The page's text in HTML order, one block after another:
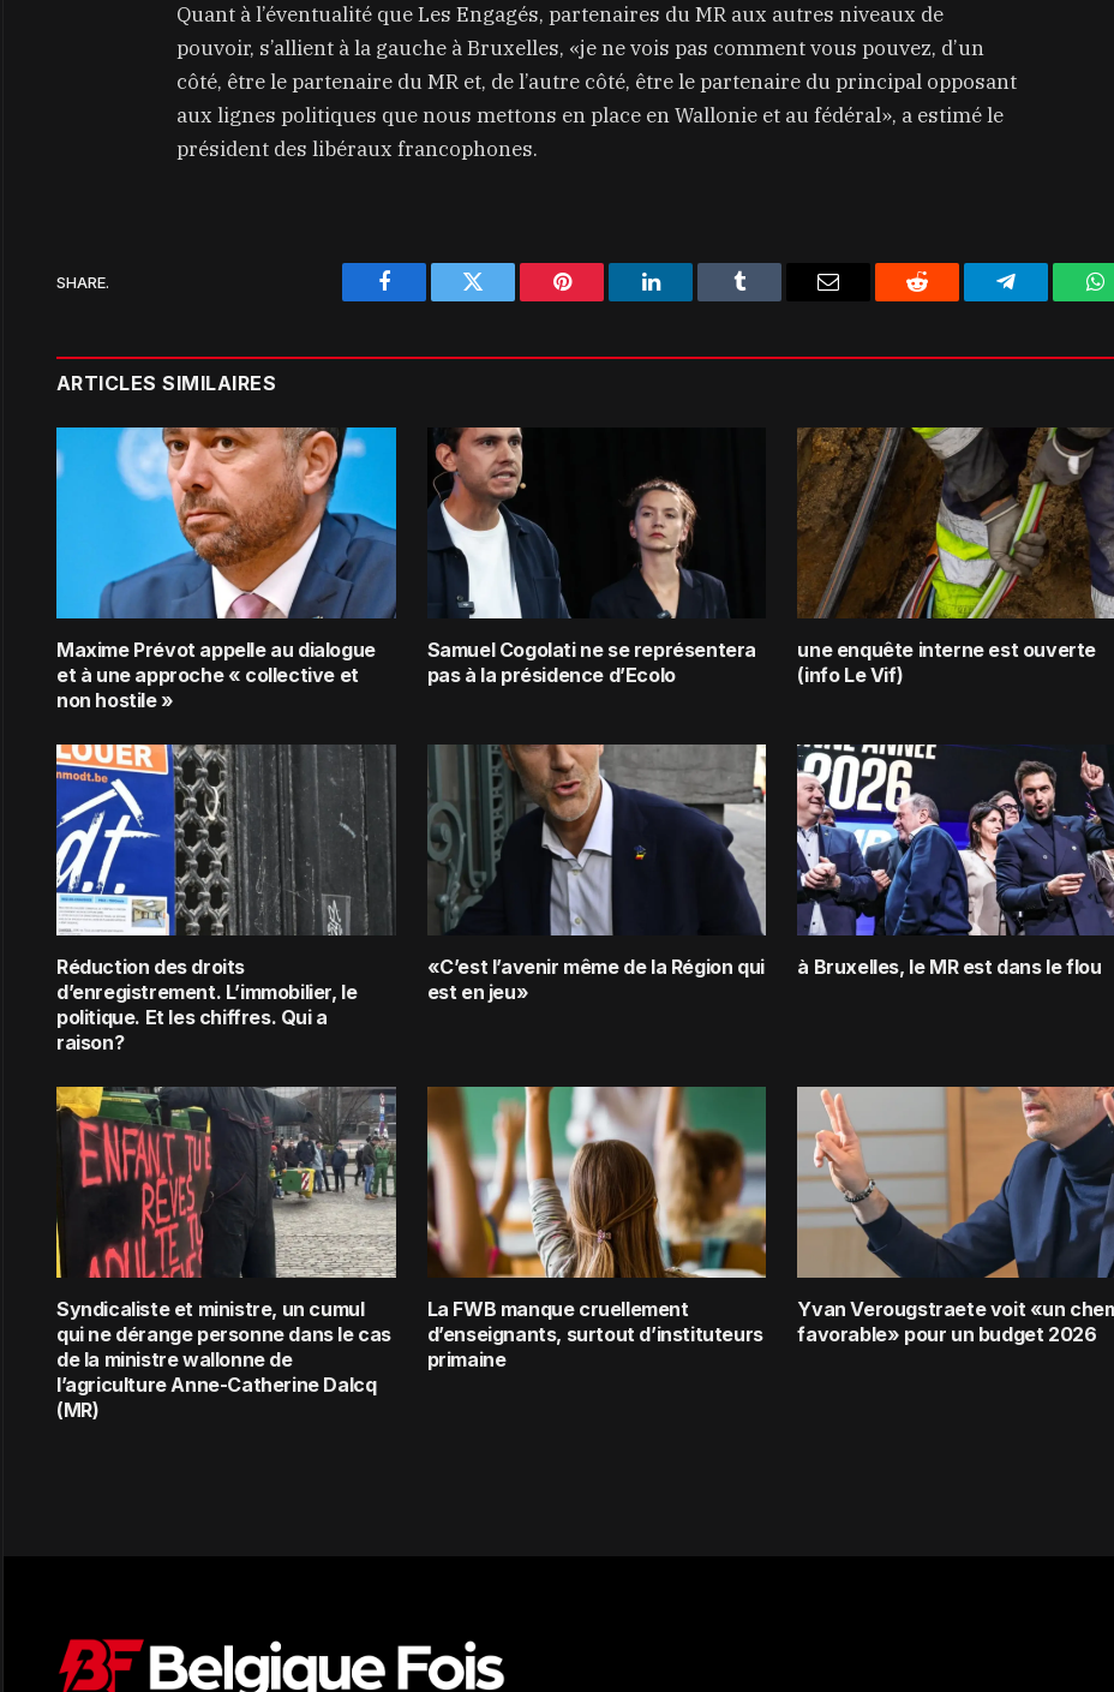
Quant à l’éventualité que Les Engagés, partenaires du MR aux autres niveaux de
pouvoir, s’allient à la gauche à Bruxelles, «je ne vois pas comment vous pouvez, d’un
côté, être le partenaire du MR et, de l’autre côté, être le partenaire du principal opposant
aux lignes politiques que nous mettons en place en Wallonie et au fédéral», a estimé le
président des libéraux francophones.
SHARE.
Facebook Twitter Pinterest LinkedIn Tumblr Email Reddit Telegram
ARTICLES SIMILAIRES
Maxime Prévot appelle au dialogue
et à une approche « collective et
non hostile »
Samuel Cogolati ne se représentera
pas à la présidence d’Ecolo
une enquête interne est ouverte
(info Le Vif)
Réduction des droits
d’enregistrement. L’immobilier, le
politique. Et les chiffres. Qui a
raison?
«C’est l’avenir même de la Région qui
est en jeu»
à Bruxelles, le MR est dans le flou
Syndicaliste et ministre, un cumul
qui ne dérange personne dans le cas
de la ministre wallonne de
l’agriculture Anne-Catherine Dalcq
(MR)
La FWB manque cruellement
d’enseignants, surtout d’instituteurs
primaine
Yvan Verougstraete voit «un
favorable» pour un budget 2026